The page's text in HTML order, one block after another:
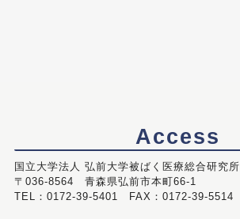
Access
国立大学法人 弘前大学被ばく医療総合研究所
〒036-8564 青森県弘前市本町66-1
TEL：0172-39-5401 FAX：0172-39-5514